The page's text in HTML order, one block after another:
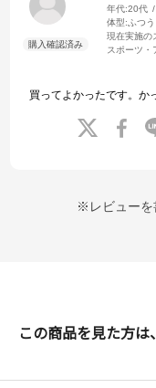
年代:20代
体型: ふつう
現在実施の
スポーツ・
買ってよかったです。か
※レビューを
この商品を見た方